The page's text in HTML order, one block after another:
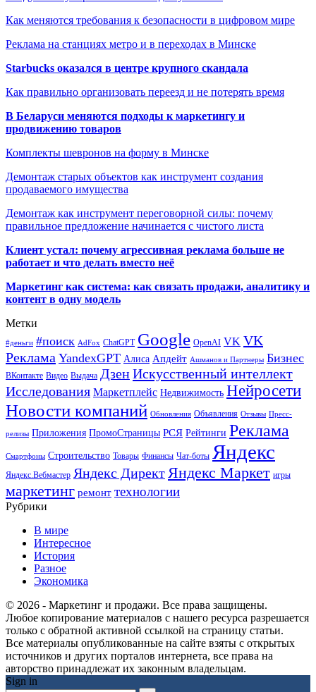
Как меняются требования к безопасности в цифровом мире
Реклама на станциях метро и в переходах в Минске
Starbucks оказался в центре крупного скандала
Как правильно организовать переезд и не потерять время
В Беларуси меняются подходы к маркетингу и
продвижению товаров
Комплекты шевронов на форму в Минске
Демонтаж старых объектов как инструмент создания
продаваемого имущества
Демонтаж как инструмент переговорной силы: почему
правильное предложение начинается с чистого листа
Клиент устал: почему агрессивная реклама больше не
работает и что делать вместо неё
Маркетинг как система: как связать продажи, аналитику и
контент в одну модель
Метки
#деньги #поиск AdFox ChatGPT Google OpenAI VK VK
Реклама YandexGPT Алиса Апдейт Ашманов и Партнеры Бизнес
ВКонтакте Видео Выдача ДзенИскусственный интеллект
Исследования Маркетплейс Недвижимость Нейросети
Новости компаний Обновления Объявления Отзывы Пресс-
релизы Приложения ПромоСтраницы РСЯ Рейтинги Реклама
Смартфоны Строительство Товары Финансы Чат-боты Яндекс
Яндекс.Вебмастер Яндекс Директ Яндекс Маркет игры
маркетинг ремонт технологии
Рубрики
В мире
Интересное
История
Разное
Экономика
© 2026 - Маркетинг и продажи. Все права защищены.
Любое копирование материалов с нашего ресурса разрешается
только с обратной активной ссылкой на страницу статьи.
Все материалы опубликованные на сайте взяты с открытых
источников и других порталов интернета, все права на
авторство принадлежат их законным владельцам.
Sign in